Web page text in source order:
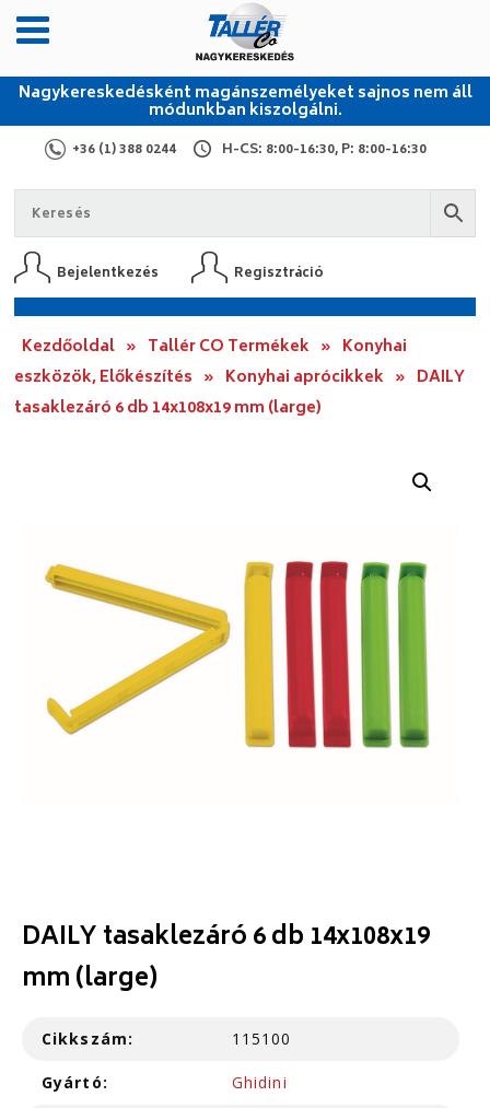
Nagykereskedésként magánszemélyeket sajnos nem áll
módunkban kiszolgálni.
+36 (1) 388 0244 H-CS: 8:00-16:30, P: 8:00-16:30
Bejelentkezés Regisztráció
Kezdőoldal » Tallér CO Termékek » Konyhai
eszközök, Előkészítés » Konyhai aprócikkek » DAILY
tasaklezáró 6 db 14x108x19 mm (large)
DAILY tasaklezáró 6 db 14x108x19
mm (large)
Cikkszám: 115100
Gyártó: Ghidini